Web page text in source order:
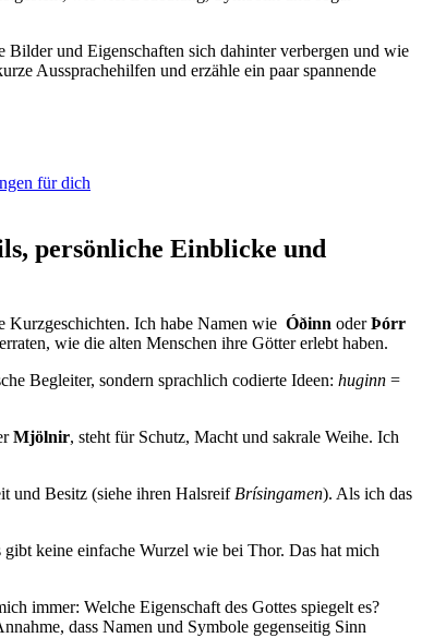
und ​Eigenschaften sich dahinter verbergen und wie
Aussprachehilfen und erzähle ein paar spannende
für dich
persönliche Einblicke und
Ich habe⁢ Namen wie Óðinn oderÞórr
wie die alten​ Menschen ihre‌ Götter erlebt haben.
Begleiter, sondern sprachlich codierte Ideen: huginn =
Mjölnir, steht für Schutz, Macht und sakrale Weihe. Ich
und Besitz (siehe ihren HalsreifBrísingamen). ⁤Als ich ⁣das
keine einfache Wurzel wie bei⁣ Thor. ⁢Das hat⁣ mich
immer: Welche Eigenschaft des⁢ Gottes spiegelt es?
dass Namen und Symbole gegenseitig Sinn